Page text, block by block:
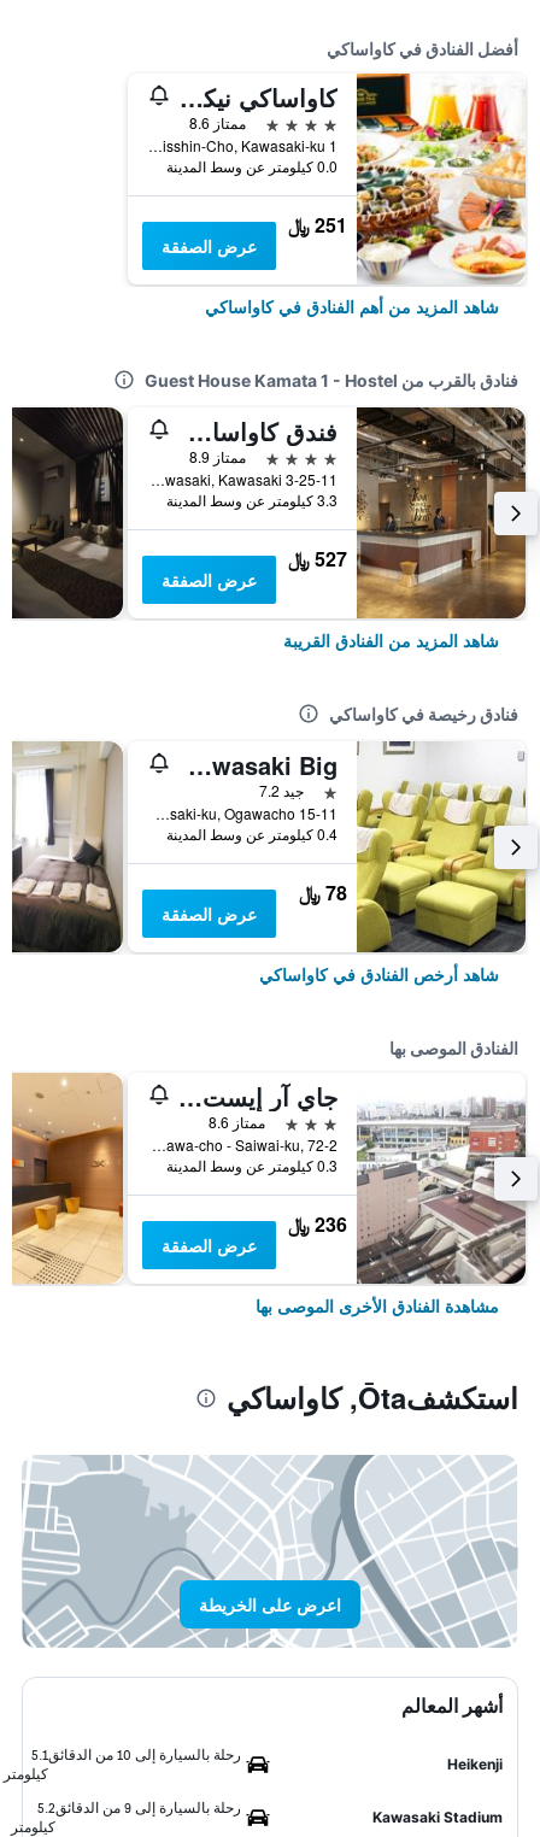
أفضل الفنادق في كاواساكي
كاواساكي نيكو هوتل
4 نجوم
ممتاز 8.6
1 Nisshin-Cho, Kawasaki-ku, كاواساكي, اليابان
0.0 كيلومتر عن وسط المدينة
251 ﷼
عرض الصفقة
شاهد المزيد من أهم الفنادق في كاواساكي
فنادق بالقرب من Guest House Kamata 1 - Hostel
فندق كاواساكي كينغ سكاي فرونت طوكيو راي
4 نجوم
ممتاز 8.9
3-25-11 Tonomachi, Kawasaki, Kawasaki, كاواساكي, اليابان
3.3 كيلومتر عن وسط المدينة
527 ﷼
عرض الصفقة
شاهد المزيد من الفنادق القريبة
فنادق رخيصة في كاواساكي
Capsule hotel and Sauna Kawasaki Big
نجمة واحدة
جيد 7.2
Kawasaki-ku, Ogawacho 15-11, كاواساكي, اليابان
0.4 كيلومتر عن وسط المدينة
78 ﷼
عرض الصفقة
شاهد أرخص الفنادق في كاواساكي
الفنادق الموصى بها
جاي آر إيست هوتل ميتس كاواساكي
3 نجوم
ممتاز 8.6
Horikawa-cho - Saiwai-ku, 72-2, كاواساكي, اليابان
0.3 كيلومتر عن وسط المدينة
236 ﷼
عرض الصفقة
مشاهدة الفنادق الأخرى الموصى بها
استكشفŌta, كاواساكي
اعرض على الخريطة
أشهر المعالم
Heikenji
رحلة بالسيارة إلى 10 من الدقائق
5.1
كيلومتر
Kawasaki Stadium
رحلة بالسيارة إلى 9 من الدقائق
5.2
كيلومتر